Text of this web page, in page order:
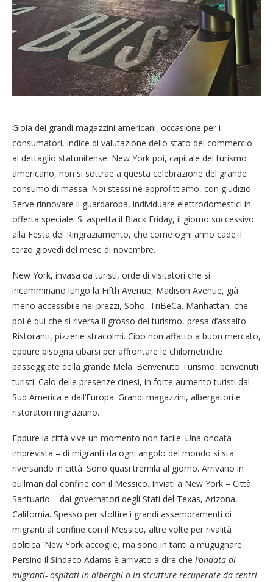
Gioia dei grandi magazzini americani, occasione per i
consumatori, indice di valutazione dello stato del commercio
al dettaglio statunitense. New York poi, capitale del turismo
americano, non si sottrae a questa celebrazione del grande
consumo di massa. Noi stessi ne approfittiamo, con giudizio.
Serve rinnovare il guardaroba, individuare elettrodomestici in
offerta speciale. Si aspetta il Black Friday, il giorno successivo
alla Festa del Ringraziamento, che come ogni anno cade il
terzo giovedì del mese di novembre.
New York, invasa da turisti, orde di visitatori che si
incamminano lungo la Fifth Avenue, Madison Avenue, già
meno accessibile nei prezzi, Soho, TriBeCa. Manhattan, che
poi è qui che si riversa il grosso del turismo, presa d’assalto.
Ristoranti, pizzerie stracolmi. Cibo non affatto a buon mercato,
eppure bisogna cibarsi per affrontare le chilometriche
passeggiate della grande Mela. Benvenuto Turismo, benvenuti
turisti. Calo delle presenze cinesi, in forte aumento turisti dal
Sud America e dall’Europa. Grandi magazzini, albergatori e
ristoratori ringraziano.
Eppure la città vive un momento non facile. Una ondata –
imprevista – di migranti da ogni angolo del mondo si sta
riversando in città. Sono quasi tremila al giorno. Arrivano in
pullman dal confine con il Messico. Inviati a New York – Città
Santuario – dai governatori degli Stati del Texas, Arizona,
California. Spesso per sfoltire i grandi assembramenti di
migranti al confine con il Messico, altre volte per rivalità
politica. New York accoglie, ma sono in tanti a mugugnare.
Persino il Sindaco Adams è arrivato a dire che l’ondata di
migranti- ospitati in alberghi o in strutture recuperate da centri